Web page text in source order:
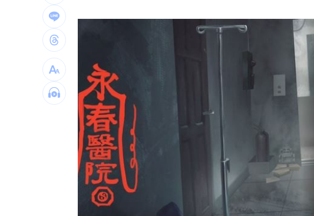
工程車過彎失控！「砲彈式」猛撞工廠大門 10:34
柯志恩嗆「不跟陳時中道歉！」她示警1事 10:32
新／國道3車追撞！占內線…回堵約5公里
韓男怕痛拒結紮 妻子遭家暴崩潰哭訴 10:27
台灣彩券開獎直播中 20:31
LIVE三立+24小時直播
三立iNEWS新聞台線上直播 18:00
商場戰國來臨 台中「頂奢大道」逐漸成形